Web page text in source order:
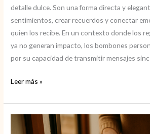
detalle dulce. Son una forma directa y
sentimientos, crear recuerdos y conectar
quien los recibe. En un contexto donde los
ya no generan impacto, los bombones
por su capacidad de transmitir mensajes
Regalos
bombones
personalizados
Leer más »